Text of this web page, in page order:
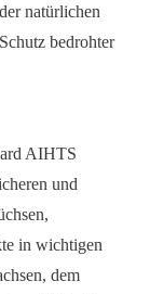
natürlichen
bedrohter
AIHTS
und
in wichtigen
dem